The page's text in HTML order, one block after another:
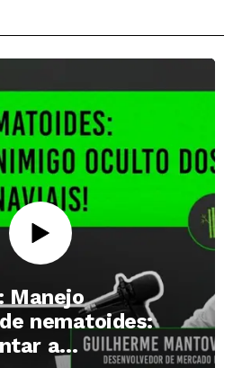
Manejo
nematoides:
a